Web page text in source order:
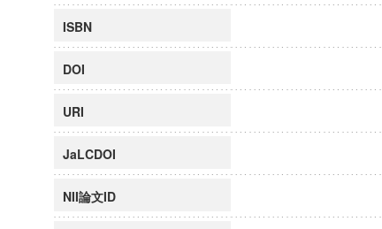
ISBN
DOI
URI
JaLCDOI
NII論文ID